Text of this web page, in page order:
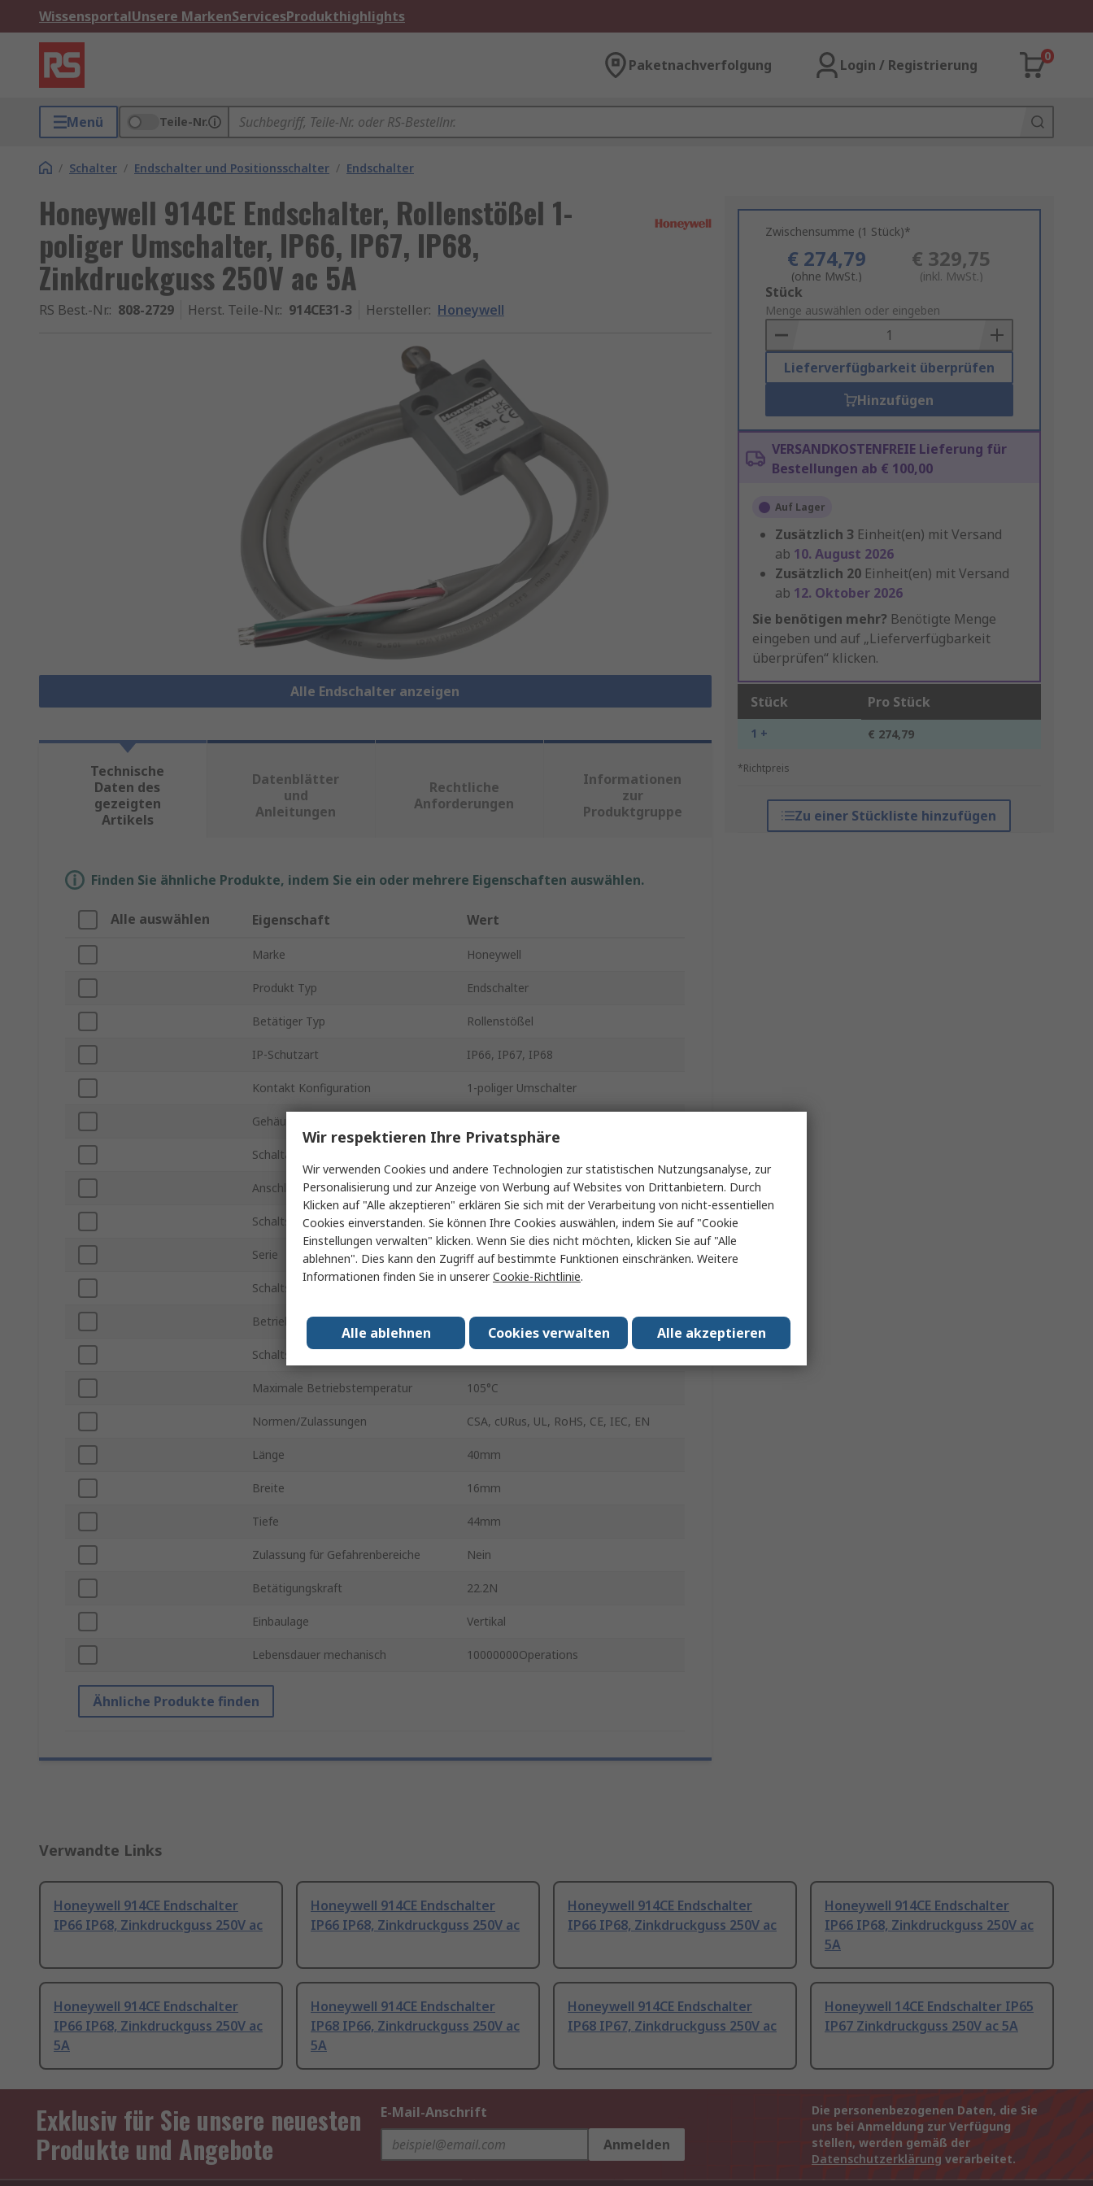
WissensportalUnsere MarkenServicesProdukthighlights
Paketnachverfolgung Login / Registrierung
0
Menü Teile-Nr.
/ Schalter / Endschalter und Positionsschalter / Endschalter
Honeywell 914CE Endschalter, Rollenstößel 1-
poliger Umschalter, IP66, IP67, IP68,
Zinkdruckguss 250V ac 5A
RS Best.-Nr.: 808-2729 Herst. Teile-Nr.: 914CE31-3 Hersteller: Honeywell
Alle Endschalter anzeigen
Zwischensumme (1 Stück)*
€ 274,79
(ohne MwSt.)
€ 329,75
(inkl. MwSt.)
Add
to
Basket
Stück
Menge auswählen oder eingeben
Lieferverfügbarkeit überprüfen
Hinzufügen
VERSANDKOSTENFREIE Lieferung für
Bestellungen ab € 100,00
Auf Lager
Zusätzlich 3 Einheit(en) mit Versand
ab 10. August 2026
Zusätzlich 20 Einheit(en) mit Versand
ab 12. Oktober 2026
Sie benötigen mehr? Benötigte Menge
eingeben und auf „Lieferverfügbarkeit
überprüfen“ klicken.
Stück Pro Stück
1 + € 274,79
*Richtpreis
Zu einer Stückliste hinzufügen
Technische
Daten des
gezeigten
Artikels
Datenblätter
und
Anleitungen
Rechtliche
Anforderungen
Informationen
zur
Produktgruppe
Finden Sie ähnliche Produkte, indem Sie ein oder mehrere Eigenschaften auswählen.
Alle auswählen Eigenschaft Wert
Marke Honeywell
Produkt Typ Endschalter
Betätiger Typ Rollenstößel
IP-Schutzart IP66, IP67, IP68
Kontakt Konfiguration 1-poliger Umschalter
Gehäusematerial
Schaltart
Anschlusstyp Kabel
Schaltstrom 5A
Serie 914CE
Schaltspannung DC
Betriebstemperatur min. 0°C
Schaltspannung AC
Maximale Betriebstemperatur 105°C
Normen/Zulassungen CSA, cURus, UL, RoHS, CE, IEC, EN
Länge 40mm
Breite 16mm
Tiefe 44mm
Zulassung für Gefahrenbereiche Nein
Betätigungskraft 22.2N
Einbaulage Vertikal
Lebensdauer mechanisch 10000000Operations
Ähnliche Produkte finden
Verwandte Links
Honeywell 914CE Endschalter
IP66 IP68, Zinkdruckguss 250V ac
Honeywell 914CE Endschalter
IP66 IP68, Zinkdruckguss 250V ac
Honeywell 914CE Endschalter
IP66 IP68, Zinkdruckguss 250V ac
Honeywell 914CE Endschalter
IP66 IP68, Zinkdruckguss 250V ac
5A
Honeywell 914CE Endschalter
IP66 IP68, Zinkdruckguss 250V ac
5A
Honeywell 914CE Endschalter
IP68 IP66, Zinkdruckguss 250V ac
5A
Honeywell 914CE Endschalter
IP68 IP67, Zinkdruckguss 250V ac
Honeywell 14CE Endschalter IP65
IP67 Zinkdruckguss 250V ac 5A
Exklusiv für Sie unsere neuesten
Produkte und Angebote
E-Mail-Anschrift
Anmelden
Die personenbezogenen Daten, die Sie
uns bei Anmeldung zur Verfügung
stellen, werden gemäß der
Datenschutzerklärung verarbeitet.
Wir respektieren Ihre Privatsphäre
Wir verwenden Cookies und andere Technologien zur statistischen Nutzungsanalyse, zur
Personalisierung und zur Anzeige von Werbung auf Websites von Drittanbietern. Durch
Klicken auf "Alle akzeptieren" erklären Sie sich mit der Verarbeitung von nicht-essentiellen
Cookies einverstanden. Sie können Ihre Cookies auswählen, indem Sie auf "Cookie
Einstellungen verwalten" klicken. Wenn Sie dies nicht möchten, klicken Sie auf "Alle
ablehnen". Dies kann den Zugriff auf bestimmte Funktionen einschränken. Weitere
Informationen finden Sie in unsererCookie-Richtlinie.
Alle akzeptieren
Cookies verwalten
Alle ablehnen